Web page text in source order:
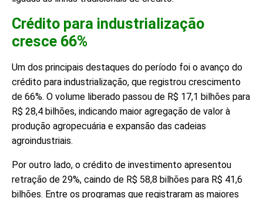
Crédito para industrialização
cresce 66%
Um dos principais destaques do período foi o avanço do
crédito para industrialização, que registrou crescimento
de 66%. O volume liberado passou de R$ 17,1 bilhões para
R$ 28,4 bilhões, indicando maior agregação de valor à
produção agropecuária e expansão das cadeias
agroindustriais.
Por outro lado, o crédito de investimento apresentou
retração de 29%, caindo de R$ 58,8 bilhões para R$ 41,6
bilhões. Entre os programas que registraram as maiores